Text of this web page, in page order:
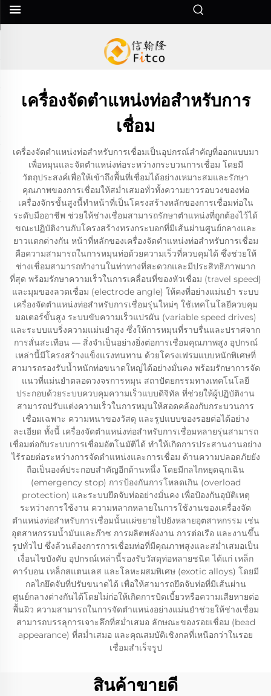
เครื่องจัดตำแหน่งท่อสำหรับการ
เชื่อม
เครื่องจัดตำแหน่งท่อสำหรับการเชื่อมเป็นอุปกรณ์สำคัญที่ออกแบบมา
เพื่อหมุนและจัดตำแหน่งท่อระหว่างกระบวนการเชื่อม โดยมี
วัตถุประสงค์เพื่อให้เข้าถึงพื้นที่เชื่อมได้อย่างเหมาะสมและรักษา
คุณภาพของการเชื่อมให้สม่ำเสมอทั่วทั้งความยาวรอบวงของท่อ
เครื่องจักรขั้นสูงนี้ทำหน้าที่เป็นโครงสร้างหลักของการเชื่อมท่อใน
ระดับมืออาชีพ ช่วยให้ช่างเชื่อมสามารถรักษาตำแหน่งที่ถูกต้องไว้ได้
ขณะปฏิบัติงานกับโครงสร้างทรงกระบอกที่มีเส้นผ่านศูนย์กลางและ
ยาวแตกต่างกัน หน้าที่หลักของเครื่องจัดตำแหน่งท่อสำหรับการเชื่อม
คือความสามารถในการหมุนท่อด้วยความเร็วที่ควบคุมได้ ซึ่งช่วยให้
ช่างเชื่อมสามารถทำงานในท่าทางที่สะดวกและมีประสิทธิภาพมาก
ที่สุด พร้อมรักษาความเร็วในการเคลื่อนที่ของหัวเชื่อม (travel speed)
และมุมของลวดเชื่อม (electrode angle) ให้คงที่อย่างแม่นยำ ระบบ
เครื่องจัดตำแหน่งท่อสำหรับการเชื่อมรุ่นใหม่ๆ ใช้เทคโนโลยีควบคุม
มอเตอร์ขั้นสูง ระบบขับความเร็วแปรผัน (variable speed drives)
และระบบแบริ่งความแม่นยำสูง ซึ่งให้การหมุนที่ราบรื่นและปราศจาก
การสั่นสะเทือน — สิ่งจำเป็นอย่างยิ่งต่อการเชื่อมคุณภาพสูง อุปกรณ์
เหล่านี้มีโครงสร้างแข็งแรงทนทาน ด้วยโครงเฟรมแบบหนักพิเศษที่
สามารถรองรับน้ำหนักท่อขนาดใหญ่ได้อย่างมั่นคง พร้อมรักษาการจัด
แนวที่แม่นยำตลอดวงจรการหมุน สถาปัตยกรรมทางเทคโนโลยี
ประกอบด้วยระบบควบคุมความเร็วแบบดิจิทัล ที่ช่วยให้ผู้ปฏิบัติงาน
สามารถปรับแต่งความเร็วในการหมุนให้สอดคล้องกับกระบวนการ
เชื่อมเฉพาะ ความหนาของวัสดุ และรูปแบบของรอยต่อได้อย่าง
ละเอียด ทั้งนี้ เครื่องจัดตำแหน่งท่อสำหรับการเชื่อมหลายรุ่นสามารถ
เชื่อมต่อกับระบบการเชื่อมอัตโนมัติได้ ทำให้เกิดการประสานงานอย่าง
ไร้รอยต่อระหว่างการจัดตำแหน่งและการเชื่อม ด้านความปลอดภัยยัง
ถือเป็นองค์ประกอบสำคัญอีกด้านหนึ่ง โดยมีกลไกหยุดฉุกเฉิน
(emergency stop) การป้องกันการโหลดเกิน (overload
protection) และระบบยึดจับท่ออย่างมั่นคง เพื่อป้องกันอุบัติเหตุ
ระหว่างการใช้งาน ความหลากหลายในการใช้งานของเครื่องจัด
ตำแหน่งท่อสำหรับการเชื่อมนั้นแผ่ขยายไปยังหลายอุตสาหกรรม เช่น
อุตสาหกรรมน้ำมันและก๊าซ การผลิตพลังงาน การต่อเรือ และงานขึ้น
รูปทั่วไป ซึ่งล้วนต้องการการเชื่อมท่อที่มีคุณภาพสูงและสม่ำเสมอเป็น
เงื่อนไขบังคับ อุปกรณ์เหล่านี้รองรับวัสดุท่อหลายชนิด ได้แก่ เหล็ก
คาร์บอน เหล็กสแตนเลส และโลหะผสมพิเศษ (exotic alloys) โดยมี
กลไกยึดจับที่ปรับขนาดได้ เพื่อให้สามารถยึดจับท่อที่มีเส้นผ่าน
ศูนย์กลางต่างกันได้โดยไม่ก่อให้เกิดการบิดเบี้ยวหรือความเสียหายต่อ
พื้นผิว ความสามารถในการจัดตำแหน่งอย่างแม่นยำช่วยให้ช่างเชื่อม
สามารถบรรลุการเจาะลึกที่สม่ำเสมอ ลักษณะของรอยเชื่อม (bead
appearance) ที่สม่ำเสมอ และคุณสมบัติเชิงกลที่เหนือกว่าในรอย
เชื่อมสำเร็จรูป
สินค้าขายดี